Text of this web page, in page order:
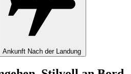
Ankunft Nach der Landung